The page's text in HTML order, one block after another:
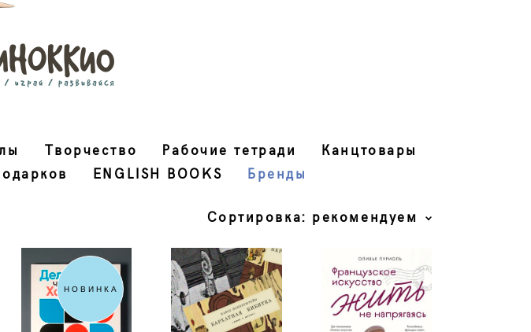
Творчество Рабочие тетради
Канцтовары
ENGLISH BOOKS Бренды
Сортировка: рекомендуем
НОВИНКА